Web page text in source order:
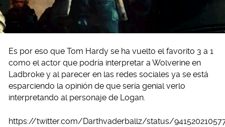
Es por eso que Tom Hardy se ha vuelto el favorito 3 a 1
como el actor que podría interpretar a Wolverine en
Ladbroke y al parecer en las redes sociales ya se está
esparciendo la opinión de que sería genial verlo
interpretando al personaje de Logan.
https://twitter.com/Darthvaderballz/status/